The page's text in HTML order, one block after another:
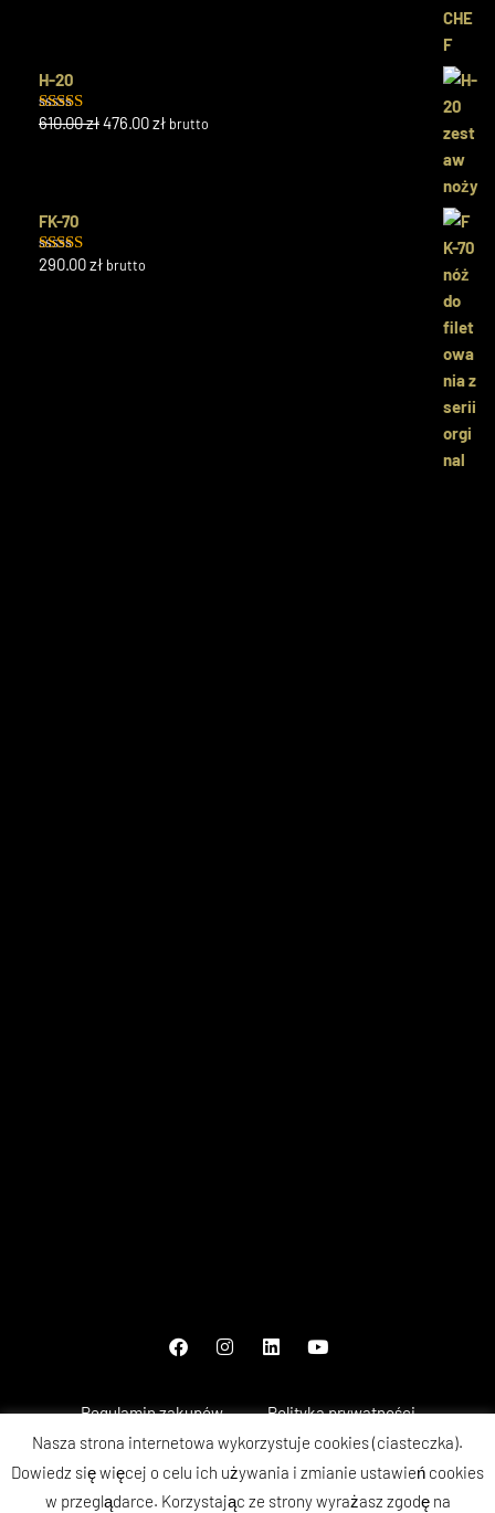
H-20
Oceniono
610.00zł476.00zł brutto
FK-70
Oceniono
290.00zł brutto
Regulamin zakupów Polityka prywatności
Metody płatności Reklamacje i gwarancja
Nasza strona internetowa wykorzystuje cookies (ciasteczka).
Dowiedz się więcej o celu ich używania i zmianie ustawień cookies
w przeglądarce. Korzystając ze strony wyrażasz zgodę na